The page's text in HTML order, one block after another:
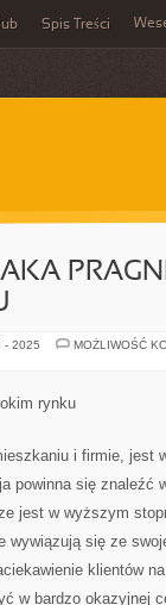
Spis Treści
- 2025
MOŻLIWOŚĆ
rynku
i firmie, jest
powinna się znaleźć
jest w wyższym
wywiązują się ze
klientów
w bardzo okazyjnej